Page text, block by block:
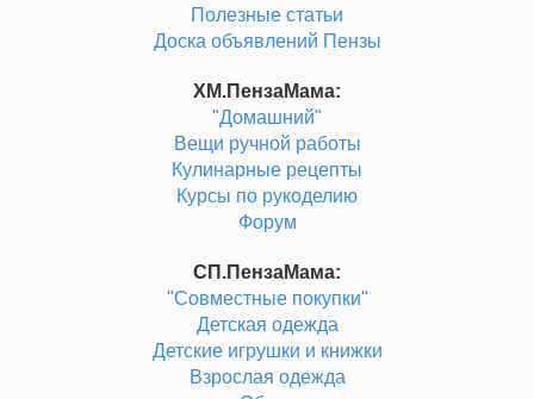
Полезные статьи
Доска объявлений Пензы
ХМ.ПензаМама:
"Домашний"
Вещи ручной работы
Кулинарные рецепты
Курсы по рукоделию
Форум
СП.ПензаМама:
"Совместные покупки"
Детская одежда
Детские игрушки и книжки
Взрослая одежда